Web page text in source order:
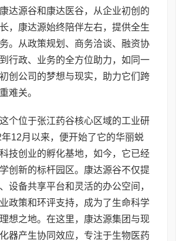
源谷和康达医谷，从企业初创的
，康达源始终陪伴左右，提供全生
。从政策规划、商务洽谈、融资协
行政、业务的全方位助力，如同一
创公司的梦想与现实，助力它们跨
难关。
个位于张江药谷核心区域的工业研
12月以来，便开始了它的华丽蜕
技创业的孵化基地，如今，它已经
创新的标杆园区。康达源谷不仅提
设备共享平台和灵活的办公空间，
政策和环评支持，成为了生命科学
想之地。在这里，康达源集团与现
器产生协同效应，专注于生物医药